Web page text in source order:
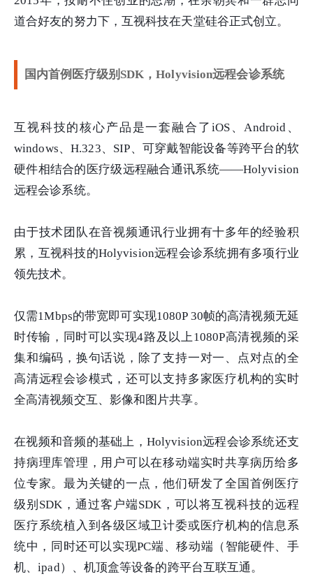
道合好友的努力下，互视科技在天堂硅谷正式创立。
国内首例医疗级别SDK，Holyvision远程会诊系统
互视科技的核心产品是一套融合了iOS、Android、
windows、H.323、SIP、可穿戴智能设备等跨平台的软
硬件相结合的医疗级远程融合通讯系统——Holyvision
远程会诊系统。
由于技术团队在音视频通讯行业拥有十多年的经验积
累，互视科技的Holyvision远程会诊系统拥有多项行业
领先技术。
仅需1Mbps的带宽即可实现1080P 30帧的高清视频无延
时传输，同时可以实现4路及以上1080P高清视频的采
集和编码，换句话说，除了支持一对一、点对点的全
高清远程会诊模式，还可以支持多家医疗机构的实时
全高清视频交互、影像和图片共享。
在视频和音频的基础上，Holyvision远程会诊系统还支
持病理库管理，用户可以在移动端实时共享病历给多
位专家。最为关键的一点，他们研发了全国首例医疗
级别SDK，通过客户端SDK，可以将互视科技的远程
医疗系统植入到各级区域卫计委或医疗机构的信息系
统中，同时还可以实现PC端、移动端（智能硬件、手
机、ipad）、机顶盒等设备的跨平台互联互通。